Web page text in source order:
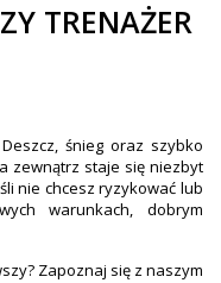
+
+
+
TRENAŻER
śnieg oraz szybko
zewnątrz staje się niezbyt
nie chcesz ryzykować lub
warunkach, dobrym
Zapoznaj się z naszym